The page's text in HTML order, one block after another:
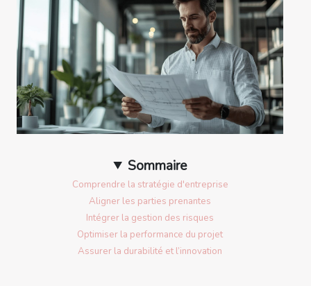
Sommaire
Comprendre la stratégie d'entreprise
Aligner les parties prenantes
Intégrer la gestion des risques
Optimiser la performance du projet
Assurer la durabilité et l’innovation